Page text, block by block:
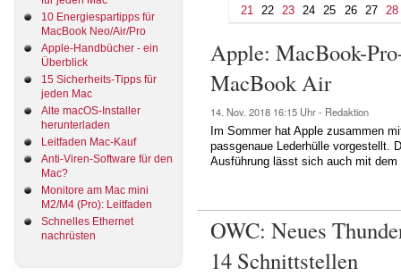
10 Energiespartipps für
MacBook Neo/Air/Pro
Apple-Handbücher - ein
Überblick
15 Sicherheits-Tipps für
jeden Mac
Alte macOS-Installer
herunterladen
Leitfaden Mac-Kauf
Anti-Viren-Software für den
Mac?
Monitore am Mac mini
M2/M4 (Pro): Leitfaden
Schnelles Ethernet
nachrüsten
21
22 23 24 25 26 27 28
Apple: MacBook-
MacBook Air
14. Nov. 2018 16:15 Uhr - Redaktion
Im Sommer hat Apple zusammen
passgenaue Lederhülle vorgestellt.
Ausführung lässt sich auch mit
OWC: Neues
14 Schnittstellen